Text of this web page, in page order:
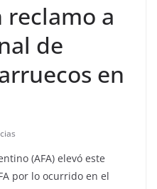
reclamo a
de
en
(AFA) elevó este
por lo ocurrido en el